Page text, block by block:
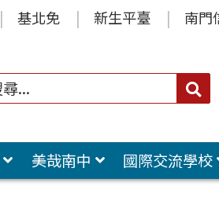
基北免 新生平臺 南門
搜
美哉南中 國際交流學校